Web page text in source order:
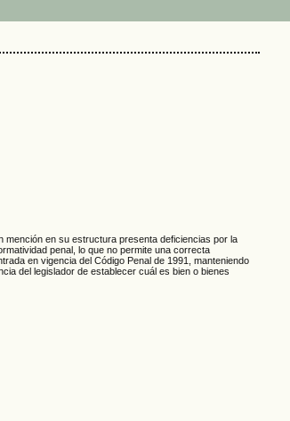
mención en su estructura presenta deficiencias por la
penal, lo que no permite una correcta
en vigencia del Código Penal de 1991, manteniendo
del legislador de establecer cuál es bien o bienes